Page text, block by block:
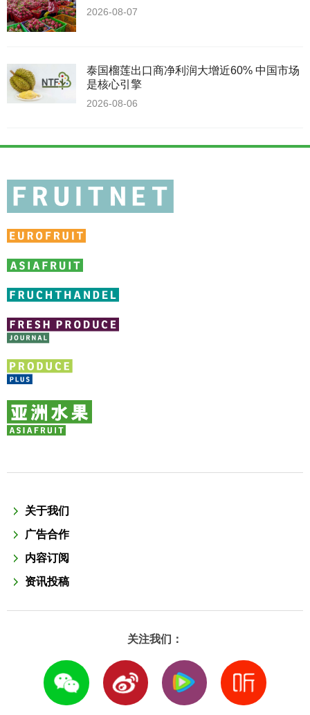
2026-08-07
泰国榴莲出口商净利润大增近60% 中国市场
是核心引擎
2026-08-06
关于我们
广告合作
内容订阅
资讯投稿
关注我们：